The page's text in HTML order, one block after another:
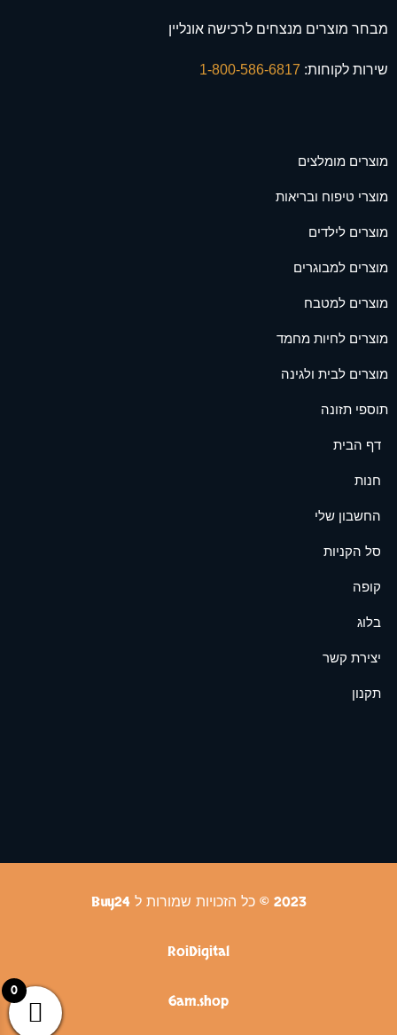
מבחר מוצרים מנצחים לרכישה אונליין
שירות לקוחות:
מוצרים מומלצים
מוצרי טיפוח ובריאות
מוצרים לילדים
מוצרים למבוגרים
מוצרים למטבח
מוצרים לחיות מחמד
מוצרים לבית ולגינה
תוספי תזונה
דף הבית
חנות
החשבון שלי
סל הקניות
קופה
בלוג
יצירת קשר
תקנון
2023 © כל הזכויות שמורות ל Buy24
RoiDigital
6am.shop
0